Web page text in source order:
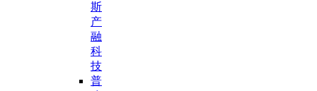
斯
产
融
科
技
普